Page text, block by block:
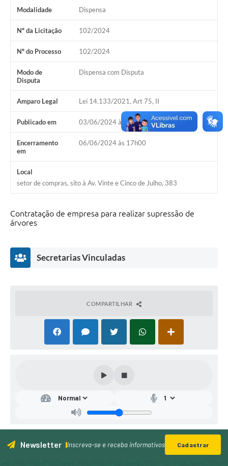
Modalidade Dispensa
Nº da Licitação 102/2024
Nº do Processo 102/2024
Modo de
Disputa
Dispensa com Disputa
Amparo Legal Lei 14.133/2021, Art 75, II
Publicado em 03/06/2024 às 17h00
Encerramento
em
06/06/2024 às 17h00
Local
setor de compras, sito à Av. Vinte e Cinco de Julho, 383
Contratação de empresa para realizar supressão de
árvores
Secretarias Vinculadas
etar
de
COMPARTILHAR
Newsletter Inscreva-se e receba informativos Cadastrar